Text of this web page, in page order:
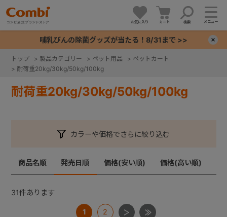
お気に入り カート 検索 メニュー
哺乳びんの除菌グッズが当たる！8/31まで >>
トップ > 製品カテゴリー > ペット用品 > ペットカート
> 耐荷重20kg/30kg/50kg/100kg
耐荷重20kg/30kg/50kg/100kg
カラーや価格でさらに絞り込む
商品名順 発売日順 価格(安い順) 価格(高い順)
31件あります
1 2